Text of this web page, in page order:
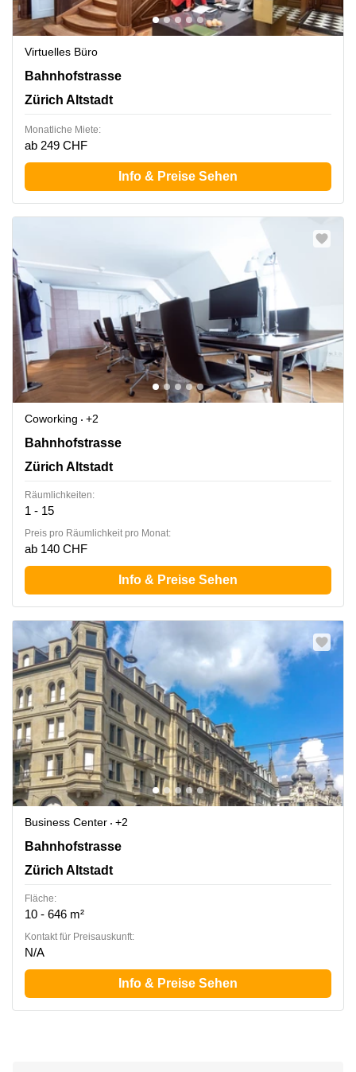
Virtuelles Büro
Bahnhofstrasse 10, Zürich Altstadt
Bahnhofstrasse
Zürich Altstadt
Monatliche Miete:
ab 249 CHF
Info & Preise Sehen
Coworking
+2
Bahnhofstrasse 10, Zürich Altstadt
Bahnhofstrasse
Zürich Altstadt
Räumlichkeiten:
1 - 15
Preis pro Räumlichkeit pro Monat:
ab 140 CHF
Info & Preise Sehen
Business Center
+2
Bahnhofstrasse 10, Zürich Altstadt
Bahnhofstrasse
Zürich Altstadt
Fläche:
10 - 646 m²
Kontakt für Preisauskunft:
N/A
Info & Preise Sehen